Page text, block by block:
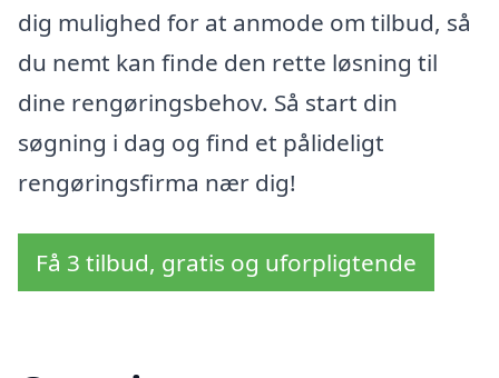
dig mulighed for at anmode om tilbud, så
du nemt kan finde den rette løsning til
dine rengøringsbehov. Så start din
søgning i dag og find et pålideligt
rengøringsfirma nær dig!
Få 3 tilbud, gratis og uforpligtende